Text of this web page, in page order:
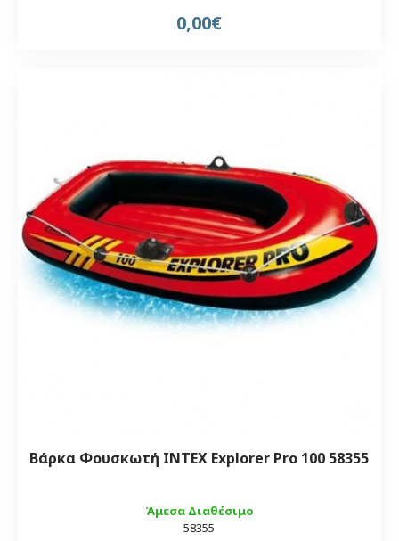
0,00€
Άμεσα Διαθέσιμο
58355
Βάρκα Φουσκωτή INTEX Εxplorer Pro 100 58355